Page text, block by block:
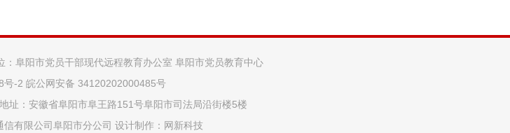
阜阳市党员干部现代远程教育办公室 阜阳市党员教育中心
号-2 皖公网安备 34120202000485号
址：安徽省阜阳市阜王路151号阜阳市司法局沿街楼5楼
有限公司阜阳市分公司 设计制作： 网新科技